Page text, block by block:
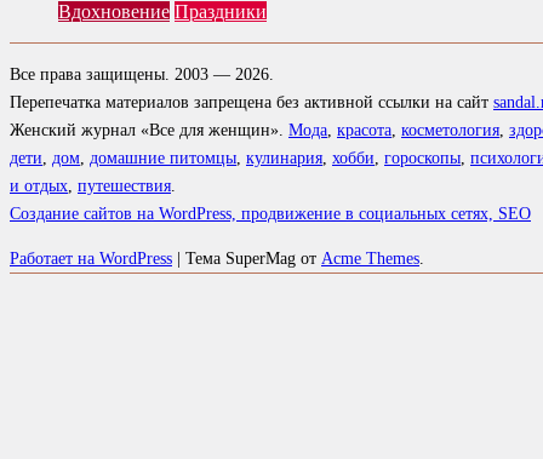
Вдохновение Праздники
Все права защищены. 2003 — 2026.
Перепечатка материалов запрещена без активной ссылки на сайт
Женский журнал «Все для женщин». Мода, красота, косметология,
дети, дом, домашние питомцы, кулинария, хобби, гороскопы,
и отдых, путешествия.
Создание сайтов на WordPress, продвижение в социальных сетях, SEO
Работает на WordPress Тема SuperMag от Acme Themes.